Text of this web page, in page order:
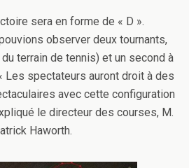
sera en forme de « D ».
observer deux tournants,
terrain de tennis) et un second à
Les spectateurs auront droit à des
avec cette configuration
le directeur des courses, M.
Haworth.